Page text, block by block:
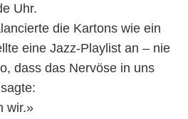
Uhr.
die Kartons wie ein
eine Jazz-Playlist an – nie
dass das Nervöse in uns
wir.»